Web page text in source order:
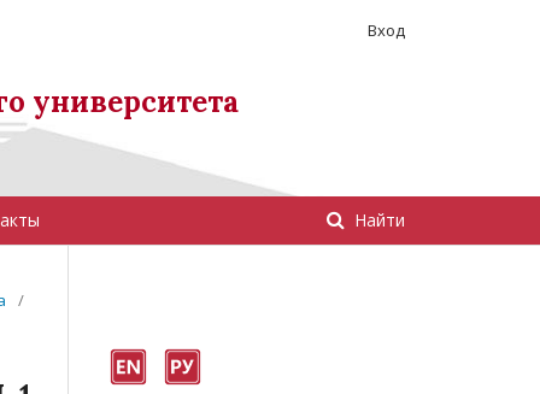
университета
Найти
Вход
/